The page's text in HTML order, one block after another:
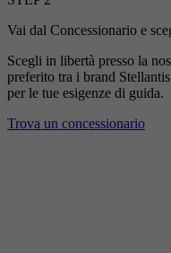
Vai dal Concessionario e
Scegli in libertà presso la
preferito tra i brand
per le tue esigenze di guida.
Trova un concessionario